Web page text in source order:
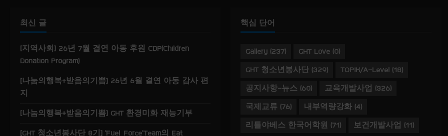
g
최신 글
[지역사회] 26년 7월 결연 아동 후원 CDP(Children
Donation Program)
[나눔의행복+받음의기쁨] 26년 6월 결연 아동 감사 편
지
[나눔의행복+받음의기쁨] GHT 환경미화 재능기부
[GHT 청소년봉사단 8기] ‘Fuel Force’Team의 Eat
핵심 단어
Gallery (237) GHT Love (0)
GHT 청소년봉사단 (329) TOPIK/A-Level (18)
공지사항-뉴스 (60) 교육개발사업 (326)
국제교류 (76) 내부역량강화 (4)
리틀야베스 한국어학원 (71) 보건개발사업 (11)